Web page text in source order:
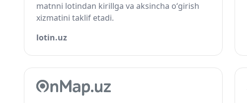
matnni lotindan kirillga va aksincha o‘girish
xizmatini taklif etadi.
lotin.uz